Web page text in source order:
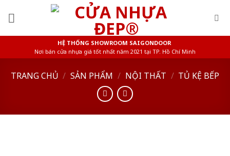
HỆ THỐNG SHOWROOM SAIGONDOOR
Nơi bán cửa nhựa giá tốt nhất năm 2021 tại TP. Hồ Chí Minh
TRANG CHỦ / SẢN PHẨM / NỘI THẤT / TỦ KỆ BẾP